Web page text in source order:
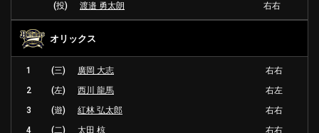
(投)
渡邉 勇太朗 右右
オリックス
1 (三) 廣岡 大志
右右
2
(左) 西川 龍馬
右左
3
(遊) 紅林 弘太郎
右右
4
(二) 太田 椋 右右